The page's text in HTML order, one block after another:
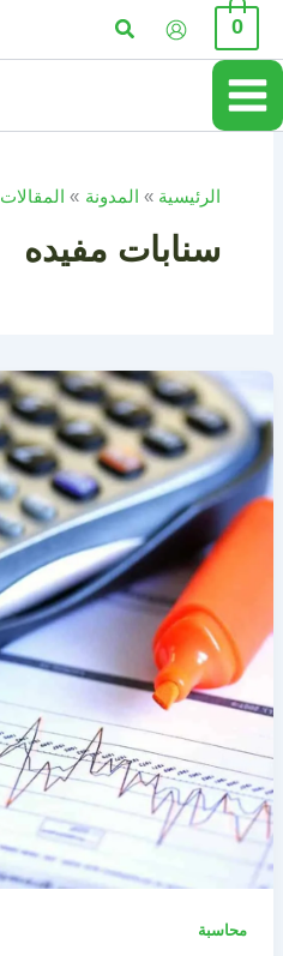
تخطي
المحتوى
0 البحث
الرئيسية المدونة المقالات
سنابات مفيده
محاسبة